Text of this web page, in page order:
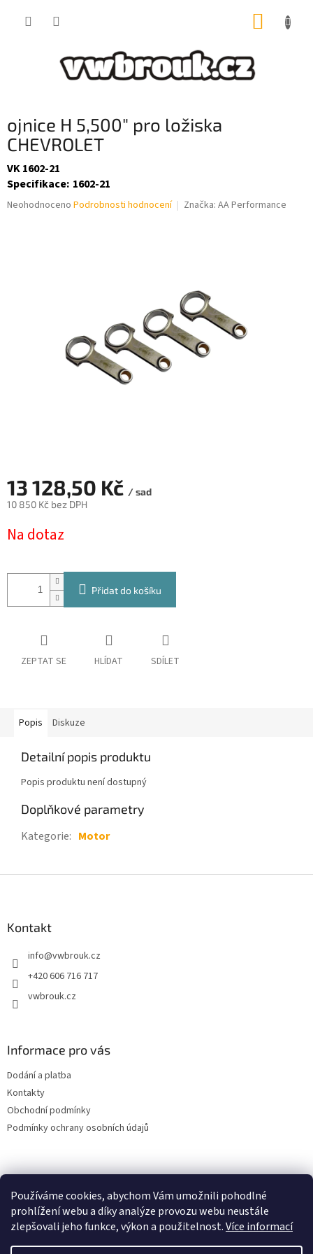
Používáme cookies, abychom Vám umožnili pohodlné
prohlížení webu a díky analýze provozu webu neustále
zlepšovali jeho funkce, výkon a použitelnost.Více informací
ojnice H 5,500" pro ložiska
CHEVROLET
VK 1602-21
Specifikace: 1602-21
Průměrné
Neohodnoceno Podrobnosti hodnocení Značka: AA Performance
13 128,50 Kč / sad
10 850 Kč bez DPH
cena:
Na dotaz
Přidat do košíku
ZEPTAT SE HLÍDAT SDÍLET
Popis Diskuze
Detailní popis produktu
Popis produktu není dostupný
Doplňkové parametry
Kategorie: Motor
Kontakt
info@vwbrouk.cz
+420 606 716 717
vwbrouk.cz
Informace pro vás
Dodání a platba
Kontakty
Obchodní podmínky
Podmínky ochrany osobních údajů